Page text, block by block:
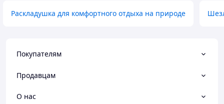
Раскладушка для комфортного отдыха на природе
Покупателям
Продавцам
О нас